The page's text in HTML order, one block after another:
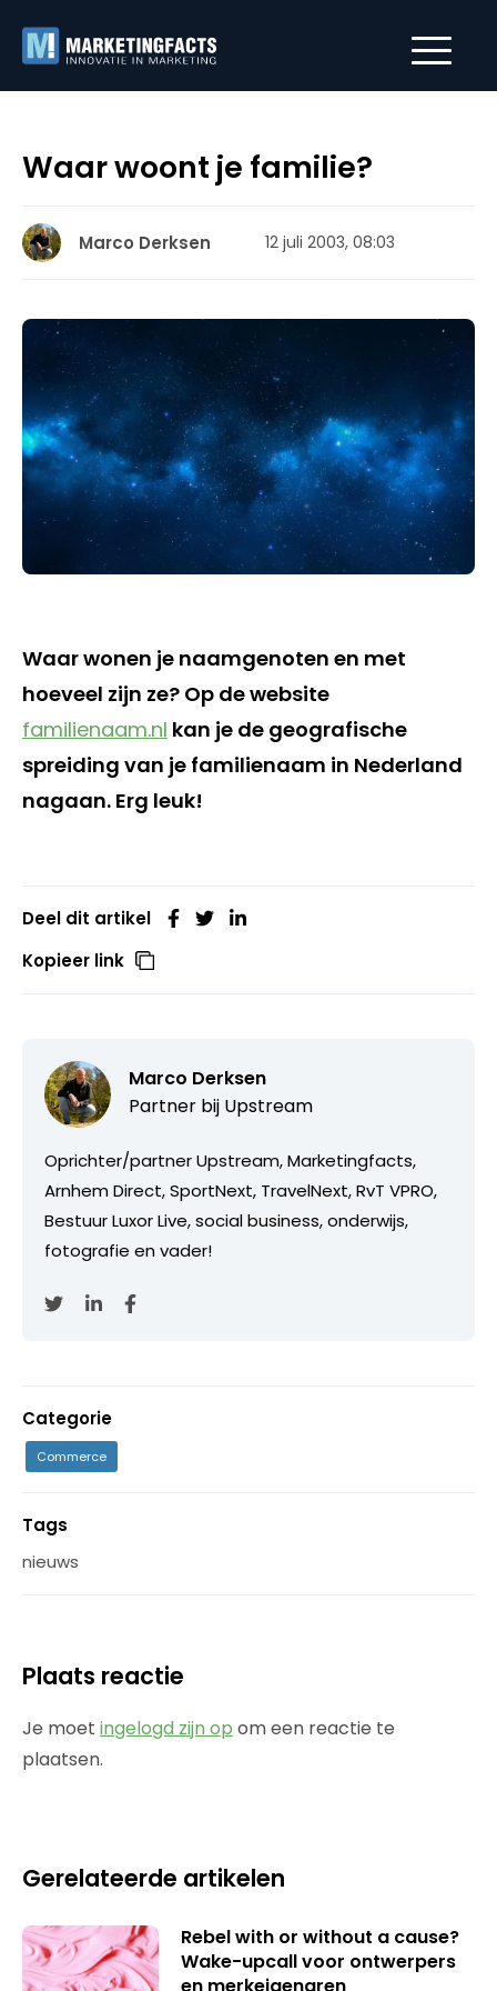
Waar woont je familie?
Marco Derksen 12 juli 2003, 08:03
Waar wonen je naamgenoten en met
hoeveel zijn ze? Op de website
familienaam.nl kan je de geografische
spreiding van je familienaam in Nederland
nagaan. Erg leuk!
Deel dit artikel
Kopieer link
Marco Derksen
Partner bij Upstream
Oprichter/partner Upstream, Marketingfacts,
Arnhem Direct, SportNext, TravelNext, RvT VPRO,
Bestuur Luxor Live, social business, onderwijs,
fotografie en vader!
Categorie
Commerce
Tags
nieuws
Plaats reactie
Je moet ingelogd zijn op om een reactie te
plaatsen.
Gerelateerde artikelen
Rebel with or without a cause?
Wake-upcall voor ontwerpers
en merkeigenaren